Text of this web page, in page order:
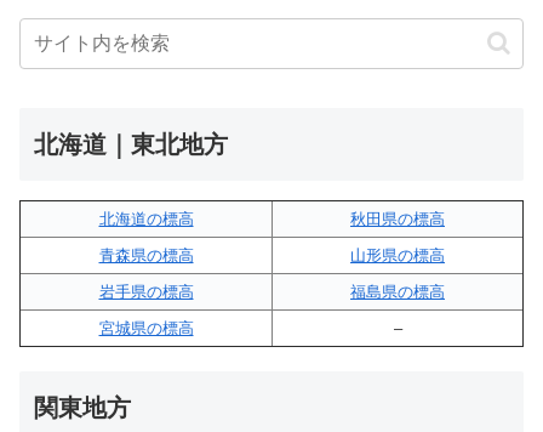
北海道｜東北地方
北海道の標高
秋田県の標高
青森県の標高
山形県の標高
岩手県の標高
福島県の標高
宮城県の標高
–
関東地方